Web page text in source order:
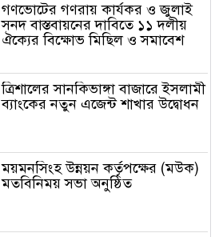
গণভোটের গণরায় কার্যকর ও জুলাই
সনদ বাস্তবায়নের দাবিতে ১১ দলীয়
ঐক্যের বিক্ষোভ মিছিল ও সমাবেশ
ত্রিশালের সানকিভাঙ্গা বাজারে ইসলামী
ব্যাংকের নতুন এজেন্ট শাখার উদ্বোধন
ময়মনসিংহ উন্নয়ন কর্তৃপক্ষের (মউক)
মতবিনিময় সভা অনুষ্ঠিত